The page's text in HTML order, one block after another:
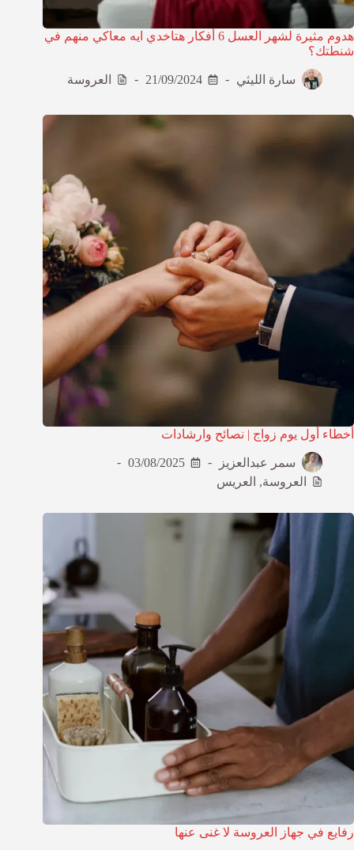
هدوم مثيرة لشهر العسل 6 أفكار هتاخدي ايه معاكي منهم في
شنطتك؟
سارة الليثي 21/09/2024 العروسة
أخطاء أول يوم زواج | نصائح وارشادات
سمر عبدالعزيز
03/08/2025
العروسة, العريس
رفايع في جهاز العروسة لا غنى عنها